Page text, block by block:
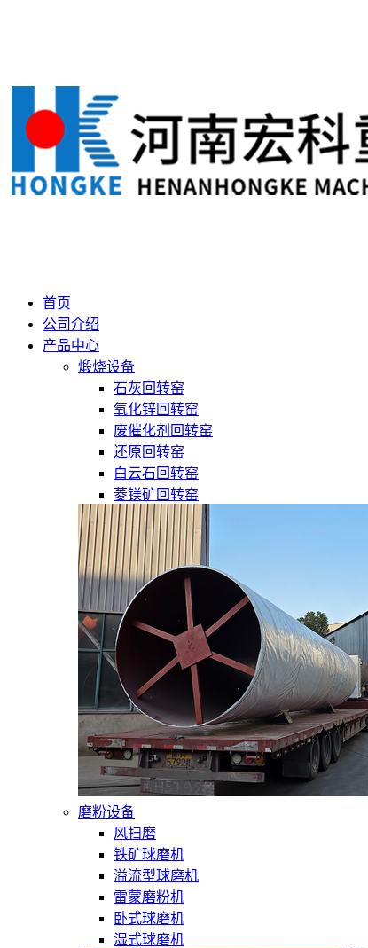
首页
公司介绍
产品中心
煅烧设备
石灰回转窑
氧化锌回转窑
废催化剂回转窑
还原回转窑
白云石回转窑
菱镁矿回转窑
磨粉设备
风扫磨
铁矿球磨机
溢流型球磨机
雷蒙磨粉机
卧式球磨机
湿式球磨机